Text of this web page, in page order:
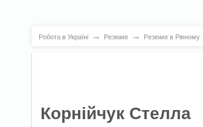
Робота в Україні → Резюме → Резюме в Рівному
Корнійчук Стелла